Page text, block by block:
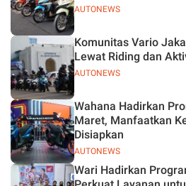
AUTONEWS
AUTONEWS
Komunitas Vario
Lewat Riding dan
AUTONEWS
Wahana Hadirkan
Maret, Manfaatkan
Disiapkan
Wari Hadirkan